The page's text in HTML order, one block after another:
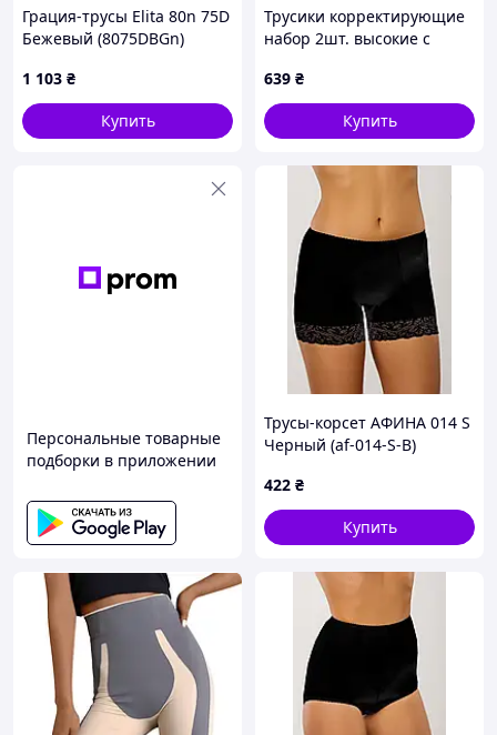
Грация-трусы Elita 80n 75D
Бежевый (8075DВGn)
1 103 ₴
Купить
Трусики корректирующие
набор 2шт. высокие с
женщины Esmara LYCRA®
495243 L Черный
639 ₴
Купить
Персональные товарные
подборки в приложении
Трусы-корсет АФИНА 014 S
Черный (af-014-S-B)
422 ₴
Купить